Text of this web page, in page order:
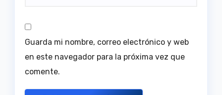
Guarda mi nombre, correo electrónico y web
en este navegador para la próxima vez que
comente.